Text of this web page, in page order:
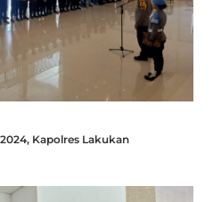
Kapolres Lakukan